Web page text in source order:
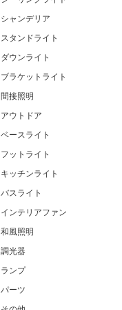
シャンデリア
スタンドライト
ダウンライト
ブラケットライト
間接照明
アウトドア
ベースライト
フットライト
キッチンライト
バスライト
インテリアファン
和風照明
調光器
ランプ
パーツ